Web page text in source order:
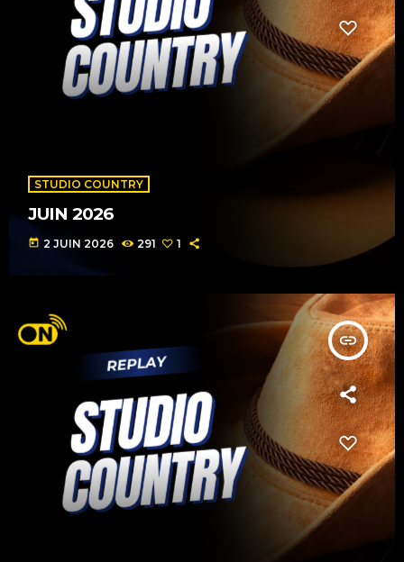
STUDIO COUNTRY
JUIN 2026
today 2 JUIN 2026 291 1
insert_link